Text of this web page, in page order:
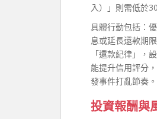
入）」則需低於
具體行動包括：
息或延長還款期
「還款紀律」，
能提升信用評分
發事件打亂節奏。
投資報酬與